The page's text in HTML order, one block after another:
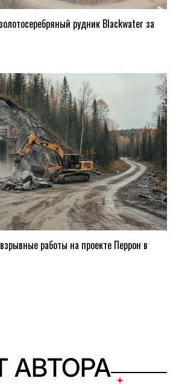
рудник Blackwater за
работы на проекте Перрон в
АВТОРА